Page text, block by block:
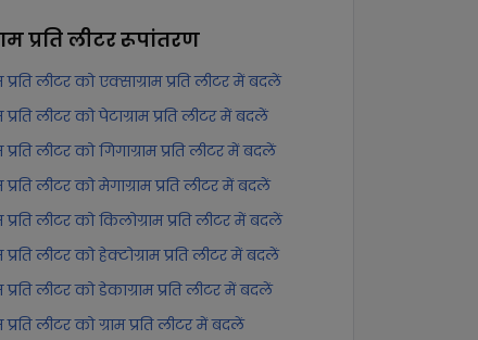
प्रति लीटररूपांतरण
प्रति लीटर को एक्साग्राम प्रति लीटर में बदलें
प्रति लीटर को पेटाग्राम प्रति लीटर में बदलें
प्रति लीटर को गिगाग्राम प्रति लीटर में बदलें
प्रति लीटर को मेगाग्राम प्रति लीटर में बदलें
प्रति लीटर को किलोग्राम प्रति लीटर में बदलें
प्रति लीटर को हेक्टोग्राम प्रति लीटर में बदलें
प्रति लीटर को डेकाग्राम प्रति लीटर में बदलें
प्रति लीटर को ग्राम प्रति लीटर में बदलें